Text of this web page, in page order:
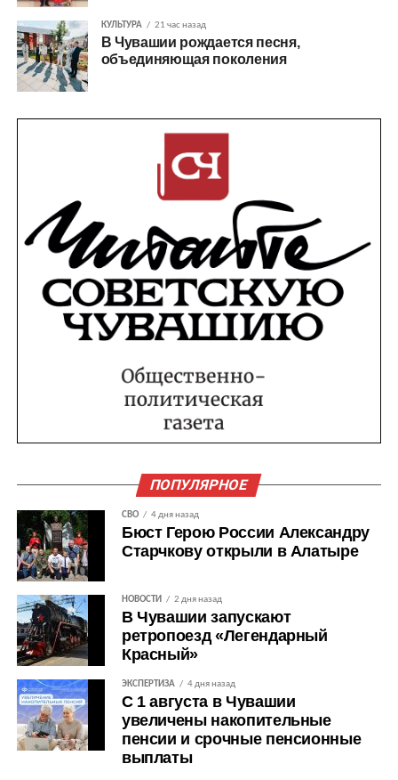
КУЛЬТУРА 21 час назад
В Чувашии рождается песня,
объединяющая поколения
ПОПУЛЯРНОЕ
СВО 4 дня назад
Бюст Герою России Александру
Старчкову открыли в Алатыре
НОВОСТИ 2 дня назад
В Чувашии запускают
ретропоезд «Легендарный
Красный»
ЭКСПЕРТИЗА 4 дня назад
С 1 августа в Чувашии
увеличены накопительные
пенсии и срочные пенсионные
выплаты